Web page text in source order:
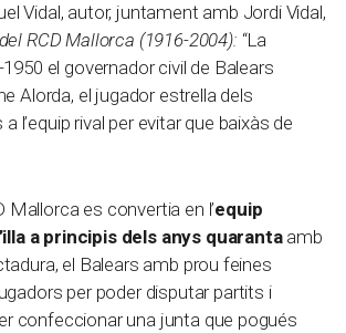
Vidal, autor, juntament amb Jordi Vidal,
RCD Mallorca (1916-2004): “La
el governador civil de Balears
Alorda, el jugador estrella dels
l’equip rival per evitar que baixàs de
Mallorca es convertia en l’equip
a principis dels anys quarantaamb
el Balears amb prou feines
per poder disputar partits i
confeccionar una junta que pogués